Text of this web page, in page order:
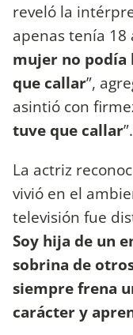
reveló la
apenas tenía 18
mujer no podía
que callar”,
asintió con
tuve que callar”.
La actriz
vivió en el
televisión fue
Soy hija de un
sobrina de
siempre frena
carácter y